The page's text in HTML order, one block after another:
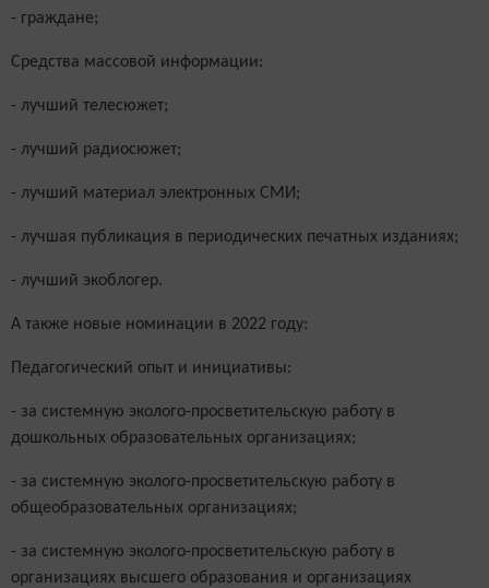
- граждане;
Средства массовой информации:
- лучший телесюжет;
- лучший радиосюжет;
- лучший материал электронных СМИ;
- лучшая публикация в периодических печатных изданиях;
- лучший экоблогер.
А также новые номинации в 2022 году:
Педагогический опыт и инициативы:
- за системную эколого-просветительскую работу в
дошкольных образовательных организациях;
- за системную эколого-просветительскую работу в
общеобразовательных организациях;
- за системную эколого-просветительскую работу в
организациях высшего образования и организациях